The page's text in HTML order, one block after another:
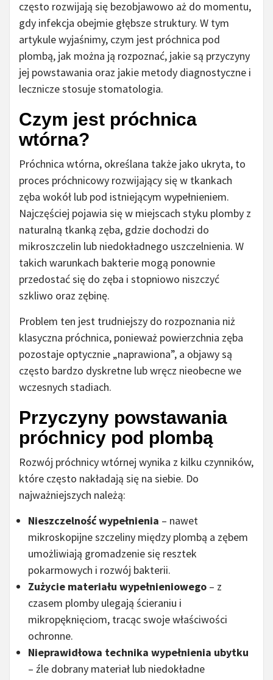
często rozwijają się bezobjawowo aż do momentu,
gdy infekcja obejmie głębsze struktury. W tym
artykule wyjaśnimy, czym jest próchnica pod
plombą, jak można ją rozpoznać, jakie są przyczyny
jej powstawania oraz jakie metody diagnostyczne i
lecznicze stosuje stomatologia.
Czym jest próchnica
wtórna?
Próchnica wtórna, określana także jako ukryta, to
proces próchnicowy rozwijający się w tkankach
zęba wokół lub pod istniejącym wypełnieniem.
Najczęściej pojawia się w miejscach styku plomby z
naturalną tkanką zęba, gdzie dochodzi do
mikroszczelin lub niedokładnego uszczelnienia. W
takich warunkach bakterie mogą ponownie
przedostać się do zęba i stopniowo niszczyć
szkliwo oraz zębinę.
Problem ten jest trudniejszy do rozpoznania niż
klasyczna próchnica, ponieważ powierzchnia zęba
pozostaje optycznie „naprawiona”, a objawy są
często bardzo dyskretne lub wręcz nieobecne we
wczesnych stadiach.
Przyczyny powstawania
próchnicy pod plombą
Rozwój próchnicy wtórnej wynika z kilku czynników,
które często nakładają się na siebie. Do
najważniejszych należą:
Nieszczelność wypełnienia – nawet
mikroskopijne szczeliny między plombą a zębem
umożliwiają gromadzenie się resztek
pokarmowych i rozwój bakterii.
Zużycie materiału wypełnieniowego – z
czasem plomby ulegają ścieraniu i
mikropęknięciom, tracąc swoje właściwości
ochronne.
Nieprawidłowa technika wypełnienia ubytku
– źle dobrany materiał lub niedokładne